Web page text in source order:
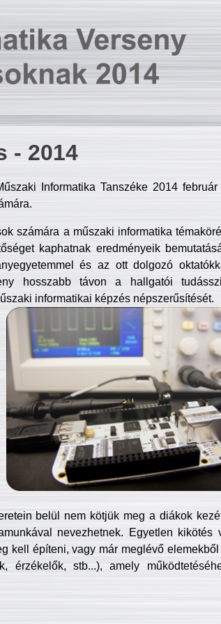
- 2014
Informatika Tanszéke 2014
számára a műszaki informatika
kaphatnak eredményeik
és az ott dolgozó
hosszabb távon a hallgatói
informatikai képzés népszerűsítését.
belül nem kötjük meg a diákok
nevezhetnek. Egyetlen
kell építeni, vagy már meglévő
érzékelők, stb...), amely